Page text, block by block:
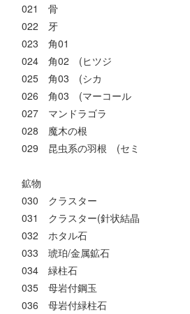
021 骨
022 牙
023 角01
024 角02 (ヒツジ
025 角03 (シカ
026 角03 (マーコール
027 マンドラゴラ
028 魔木の根
029 昆虫系の羽根 (セミ
鉱物
030 クラスター
031 クラスター(針状結晶
032 ホタル石
033 琥珀/金属鉱石
034 緑柱石
035 母岩付鋼玉
036 母岩付緑柱石